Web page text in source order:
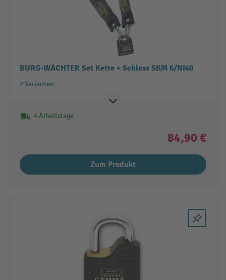
BURG-WÄCHTER Set Kette + Schloss SKM 6/NI40
2 Varianten
4 Arbeitstage
84,90 €
Zum Produkt